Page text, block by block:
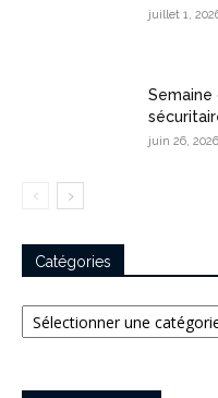
juillet 1,
Semaine
juin 26, 2026
Catégories
Catégories